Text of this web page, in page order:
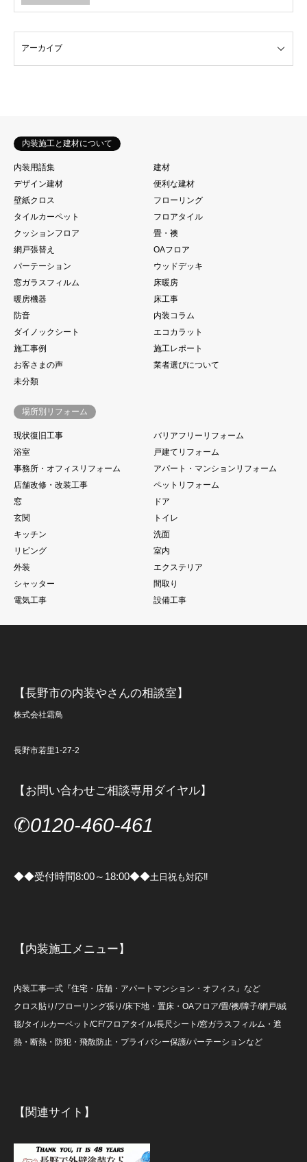
内装施工と建材について
内装用語集
建材
デザイン建材
便利な建材
壁紙クロス
フローリング
タイルカーペット
フロアタイル
クッションフロア
畳・襖
網戸張替え
OAフロア
パーテーション
ウッドデッキ
窓ガラスフィルム
床暖房
暖房機器
床工事
防音
内装コラム
ダイノックシート
エコカラット
施工事例
施工レポート
お客さまの声
業者選びについて
未分類
場所別リフォーム
現状復旧工事
バリアフリーリフォーム
浴室
戸建てリフォーム
事務所・オフィスリフォーム
アパート・マンションリフォーム
店舗改修・改装工事
ペットリフォーム
窓
ドア
玄関
トイレ
キッチン
洗面
リビング
室内
外装
エクステリア
シャッター
間取り
電気工事
設備工事
【長野市の内装やさんの相談室】
株式会社霜鳥
長野市若里1-27-2
【お問い合わせご相談専用ダイヤル】
✆0120-460-461
◆◆受付時間8:00～18:00◆◆土日祝も対応‼
【内装施工メニュー】
内装工事一式『住宅・店舗・アパートマンション・オフィス』など
クロス貼り/フローリング張り/床下地・置床・OAフロア/畳/襖/障子/網戸/絨
毯/タイルカーペット/CF/フロアタイル/長尺シート/窓ガラスフィルム・遮
熱・断熱・防犯・飛散防止・プライバシー保護/パーテーションなど
【関連サイト】